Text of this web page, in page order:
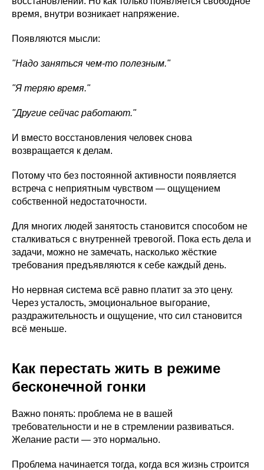
время, внутри возникает напряжение.
Появляются мысли:
"Надо заняться чем-то полезным."
"Я теряю время."
"Другие сейчас работают."
И вместо восстановления человек снова
возвращается к делам.
Потому что без постоянной активности появляется
встреча с неприятным чувством — ощущением
собственной недостаточности.
Для многих людей занятость становится способом не
сталкиваться с внутренней тревогой. Пока есть дела и
задачи, можно не замечать, насколько жёсткие
требования предъявляются к себе каждый день.
Но нервная система всё равно платит за это цену.
Через усталость, эмоциональное выгорание,
раздражительность и ощущение, что сил становится
всё меньше.
Как перестать жить в режиме
бесконечной гонки
Важно понять: проблема не в вашей
требовательности и не в стремлении развиваться.
Желание расти — это нормально.
Проблема начинается тогда, когда вся жизнь строится